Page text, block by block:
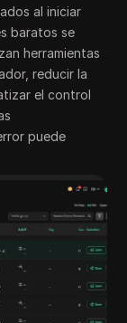
al iniciar
baratos se
herramientas
reducir la
el control
puede